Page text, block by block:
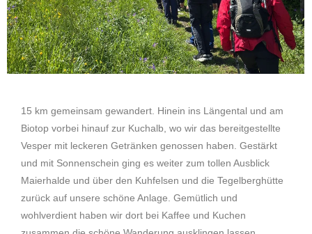
15 km gemeinsam gewandert. Hinein ins Längental und am
Biotop vorbei hinauf zur Kuchalb, wo wir das bereitgestellte
Vesper mit leckeren Getränken genossen haben. Gestärkt
und mit Sonnenschein ging es weiter zum tollen Ausblick
Maierhalde und über den Kuhfelsen und die Tegelberghütte
zurück auf unsere schöne Anlage. Gemütlich und
wohlverdient haben wir dort bei Kaffee und Kuchen